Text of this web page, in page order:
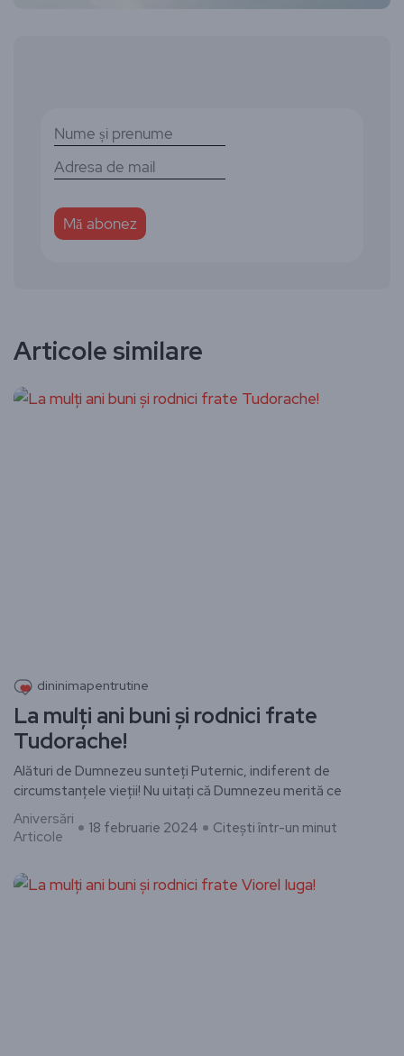
Articole similare
dininimapentrutine
La mulți ani buni și rodnici frate
Tudorache!
Alături de Dumnezeu sunteți Puternic, indiferent de
circumstanțele vieții! Nu uitați că Dumnezeu merită ce
Aniversări
Articole
18 februarie 2024 Citești într-un minut